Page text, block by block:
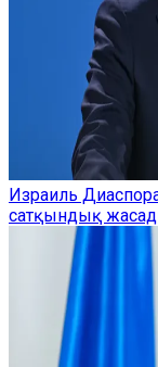
Израиль
сатқындық